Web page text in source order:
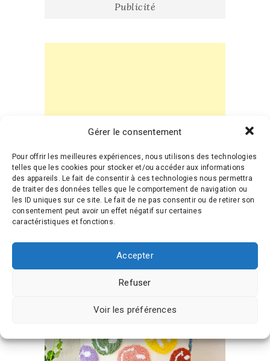
Gérer le consentement
Pour offrir les meilleures expériences, nous utilisons des technologies
telles que les cookies pour stocker et/ou accéder aux informations
des appareils. Le fait de consentir à ces technologies nous permettra
de traiter des données telles que le comportement de navigation ou
les ID uniques sur ce site. Le fait de ne pas consentir ou de retirer son
consentement peut avoir un effet négatif sur certaines
caractéristiques et fonctions.
Accepter
Refuser
Voir les préférences
Publicité